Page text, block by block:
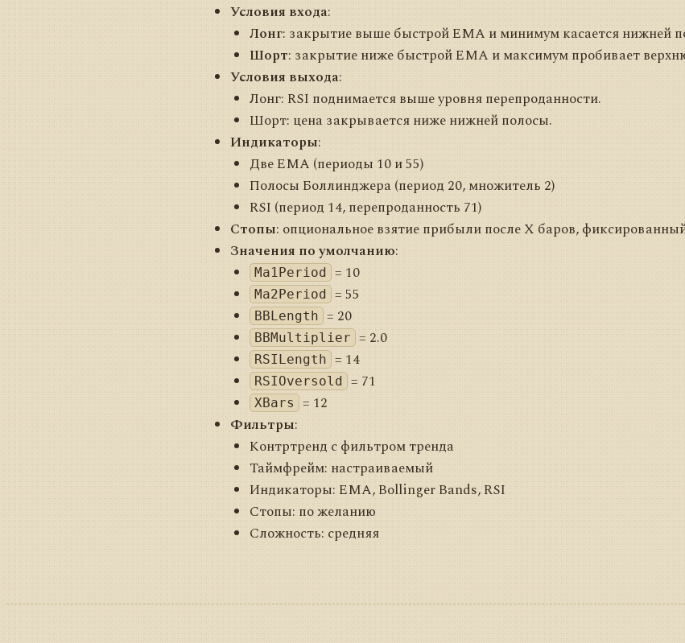
Условия входа:
Лонг: закрытие выше быстрой EMA и минимум касается нижней
Шорт: закрытие ниже быстрой EMA и максимум пробивает
Условия выхода:
Лонг: RSI поднимается выше уровня перепроданности.
Шорт: цена закрывается ниже нижней полосы.
Индикаторы:
Две EMA (периоды 10 и 55)
Полосы Боллинджера (период 20, множитель 2)
RSI (период 14, перепроданность 71)
Стопы: опциональное взятие прибыли после X баров, фиксированный
Значения по умолчанию:
Ma1Period = 10
Ma2Period = 55
BBLength = 20
BBMultiplier = 2.0
RSILength = 14
RSIOversold = 71
XBars = 12
Фильтры:
Контртренд с фильтром тренда
Таймфрейм: настраиваемый
Индикаторы: EMA, Bollinger Bands, RSI
Стопы: по желанию
Сложность: средняя